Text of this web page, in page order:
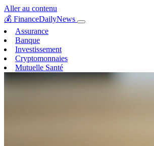
Aller au contenu
💰 FinanceDailyNews
Assurance
Banque
Investissement
Cryptomonnaies
Mutuelle Santé